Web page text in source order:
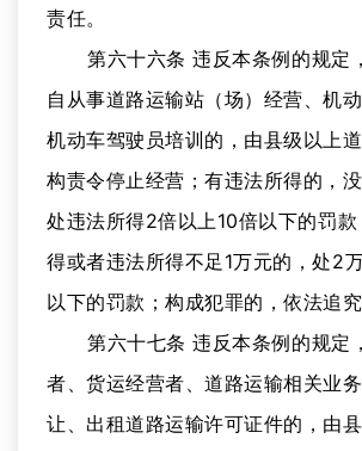
责任。
第六十六条 违反本条例的规定
自从事道路运输站（场）经营、机动
机动车驾驶员培训的，由县级以上
构责令停止经营；有违法所得的，
处违法所得2倍以上10倍以下的罚
得或者违法所得不足1万元的，处2
以下的罚款；构成犯罪的，依法追究
第六十七条 违反本条例的规定
者、货运经营者、道路运输相关业
让、出租道路运输许可证件的，由